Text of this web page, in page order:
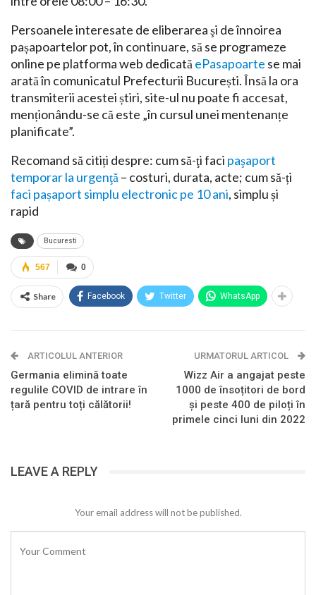
Persoanele interesate de eliberarea şi de înnoirea
pașapoartelor pot, în continuare, să se programeze
online pe platforma web dedicată ePasapoarte se mai
arată în comunicatul Prefecturii București. Însă la ora
transmiterii acestei știri, site-ul nu poate fi accesat,
menționându-se că este „în cursul unei mentenanțe
planificate”.
Recomand să citiți despre: cum să-ţi faci paşaport
temporar la urgenţă – costuri, durata, acte; cum să-ți
faci pașaport simplu electronic pe 10 ani, simplu și
rapid
Bucuresti
0
567
Share Facebook Twitter WhatsApp
ARTICOLUL ANTERIOR
Germania elimină toate
regulile COVID de intrare în
țară pentru toți călătorii!
URMATORUL ARTICOL
Wizz Air a angajat peste
1000 de însoțitori de bord
și peste 400 de piloți în
primele cinci luni din 2022
LEAVE A REPLY
Your email address will not be published.